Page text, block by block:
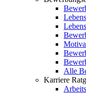
Alle
Karriere